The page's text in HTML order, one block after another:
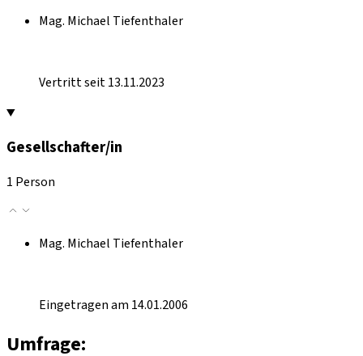
Mag. Michael Tiefenthaler
Vertritt seit 13.11.2023
Gesellschafter/in
1 Person
Mag. Michael Tiefenthaler
Eingetragen am 14.01.2006
Umfrage: